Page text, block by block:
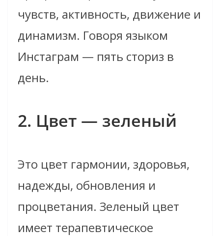
чувств, активность, движение и
динамизм. Говоря языком
Инстаграм — пять сториз в
день.
2. Цвет — зеленый
Это цвет гармонии, здоровья,
надежды, обновления и
процветания. Зеленый цвет
имеет терапевтическое